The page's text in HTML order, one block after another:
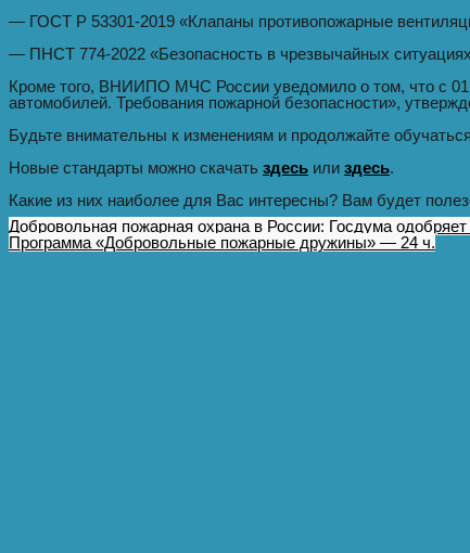
— ГОСТ Р 53301-2019 «Клапаны противопожарные
— ПНСТ 774-2022 «Безопасность в чрезвычайных
Кроме того, ВНИИПО МЧС России уведомило о том, что с
автомобилей. Требования пожарной безопасности»,
Будьте внимательны к изменениям и продолжайте
Новые стандарты можно скачать здесь или здесь.
Какие из них наиболее для Вас интересны? Вам будет
Добровольная пожарная охрана в России: Госдума одобряет
Программа «Добровольные пожарные дружины» — 24 ч.